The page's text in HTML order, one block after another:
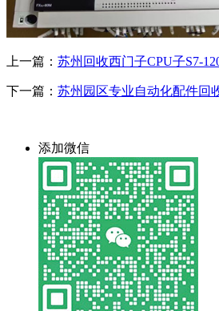
上一篇： 苏州回收西门子CPU子S7-
下一篇： 苏州园区专业自动化配件回
添加微信